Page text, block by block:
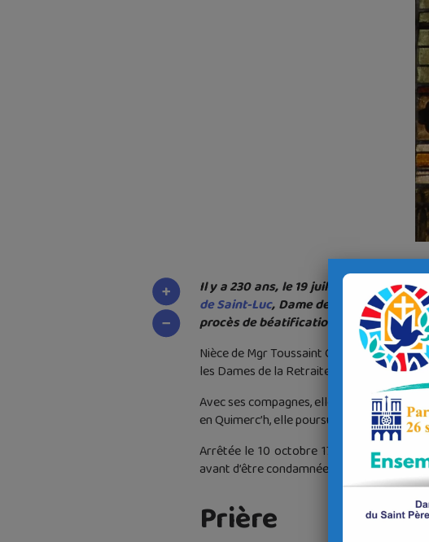
Il y a 230 ans, le 19 juillet 1794 à Paris,
de Saint-Luc, Dame de la Retraite à
procès de béatification est toujours
Nièce de Mgr Toussaint Conen de Saint-
les Dames de la Retraite de Quimper. Elle
Avec ses compagnes, elle refuse de prêter
en Quimerc’h, elle poursuit sa vie de prière
Arrêtée le 10 octobre 1793 pour avoir
avant d’être condamnée à mort par le
Prière